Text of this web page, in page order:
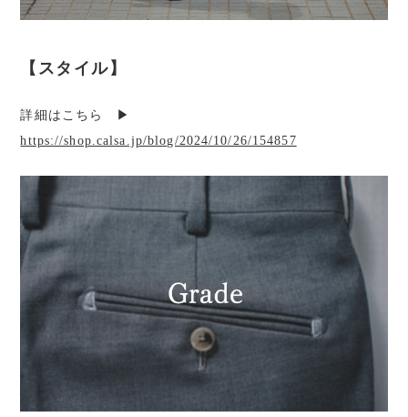
【スタイル】
詳細はこちら ▶︎
https://shop.calsa.jp/blog/2024/10/26/154857